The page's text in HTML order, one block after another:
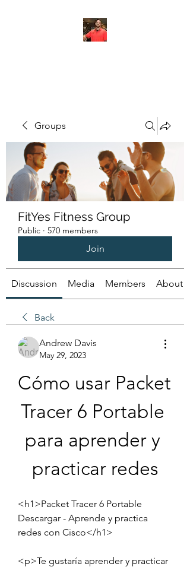
Groups
FitYes Fitness Group
Public · 570 members
Join
Discussion Media Members About
Back
Andrew Davis
May 29, 2023
Cómo usar Packet
Tracer 6 Portable
para aprender y
practicar redes
<h1>Packet Tracer 6 Portable
Descargar - Aprende y practica
redes con Cisco</h1>
<p>Te gustaría aprender y practicar